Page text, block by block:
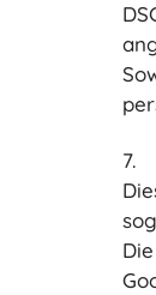
7.